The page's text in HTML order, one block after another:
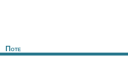
Ποτε